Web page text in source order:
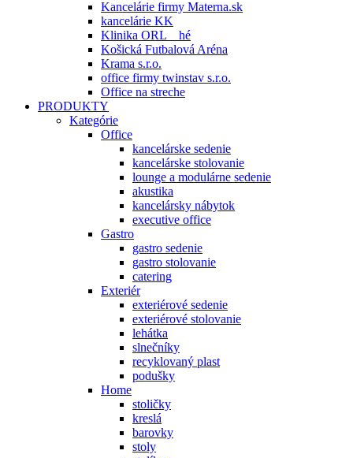
Kancelárie firmy Materna.sk
kancelárie KK
Klinika ORL _ hé
Košická Futbalová Aréna
Krama s.r.o.
office firmy twinstav s.r.o.
Office na streche
PRODUKTY
Kategórie
Office
kancelárske sedenie
kancelárske stolovanie
lounge a modulárne sedenie
akustika
kancelársky nábytok
executive office
Gastro
gastro sedenie
gastro stolovanie
catering
Exteriér
exteriérové sedenie
exteriérové stolovanie
lehátka
slnečníky
recyklovaný plast
podušky
Home
stoličky
kreslá
barovky
stoly